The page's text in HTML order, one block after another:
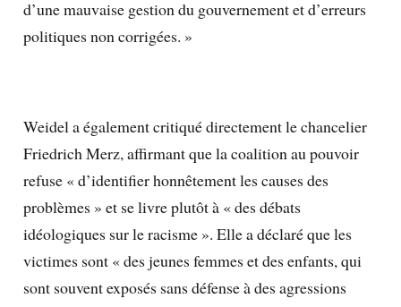
d’une mauvaise gestion du gouvernement et d’erreurs
politiques non corrigées. »
Weidel a également critiqué directement le chancelier
Friedrich Merz, affirmant que la coalition au pouvoir
refuse « d’identifier honnêtement les causes des
problèmes » et se livre plutôt à « des débats
idéologiques sur le racisme ». Elle a déclaré que les
victimes sont « des jeunes femmes et des enfants, qui
sont souvent exposés sans défense à des agressions